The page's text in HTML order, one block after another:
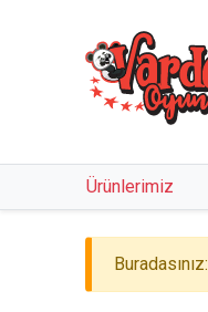
Ürünlerimiz
Buradasınız: